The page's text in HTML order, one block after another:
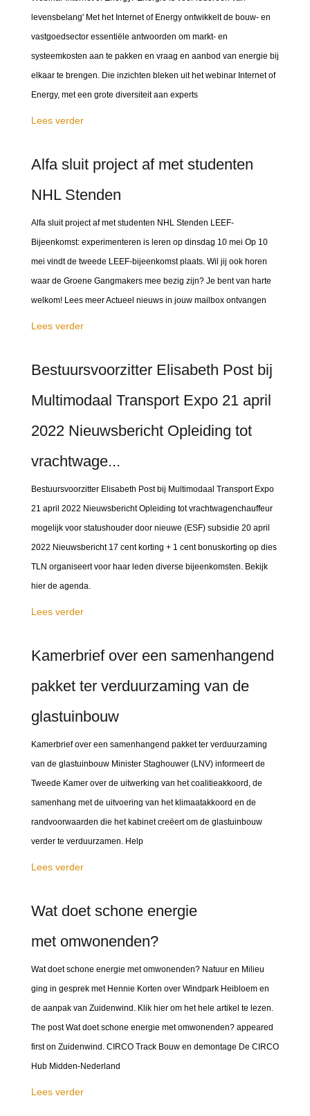
levensbelang' Met het Internet of Energy ontwikkelt de bouw- en
vastgoedsector essentiële antwoorden om markt- en
systeemkosten aan te pakken en vraag en aanbod van energie bij
elkaar te brengen. Die inzichten bleken uit het webinar Internet of
Energy, met een grote diversiteit aan experts
Lees verder
Alfa sluit project af met studenten
NHL Stenden
Alfa sluit project af met studenten NHL Stenden LEEF-
Bijeenkomst: experimenteren is leren op dinsdag 10 mei Op 10
mei vindt de tweede LEEF-bijeenkomst plaats. Wil jij ook horen
waar de Groene Gangmakers mee bezig zijn? Je bent van harte
welkom! Lees meer Actueel nieuws in jouw mailbox ontvangen
Lees verder
Bestuursvoorzitter Elisabeth Post bij
Multimodaal Transport Expo 21 april
2022 Nieuwsbericht Opleiding tot
vrachtwage...
Bestuursvoorzitter Elisabeth Post bij Multimodaal Transport Expo
21 april 2022 Nieuwsbericht Opleiding tot vrachtwagenchauffeur
mogelijk voor statushouder door nieuwe (ESF) subsidie 20 april
2022 Nieuwsbericht 17 cent korting + 1 cent bonuskorting op dies
TLN organiseert voor haar leden diverse bijeenkomsten. Bekijk
hier de agenda.
Lees verder
Kamerbrief over een samenhangend
pakket ter verduurzaming van de
glastuinbouw
Kamerbrief over een samenhangend pakket ter verduurzaming
van de glastuinbouw Minister Staghouwer (LNV) informeert de
Tweede Kamer over de uitwerking van het coalitieakkoord, de
samenhang met de uitvoering van het klimaatakkoord en de
randvoorwaarden die het kabinet creëert om de glastuinbouw
verder te verduurzamen. Help
Lees verder
Wat doet schone energie
met omwonenden?
Wat doet schone energie met omwonenden? Natuur en Milieu
ging in gesprek met Hennie Korten over Windpark Heibloem en
de aanpak van Zuidenwind. Klik hier om het hele artikel te lezen.
The post Wat doet schone energie met omwonenden? appeared
first on Zuidenwind. CIRCO Track Bouw en demontage De CIRCO
Hub Midden-Nederland
Lees verder